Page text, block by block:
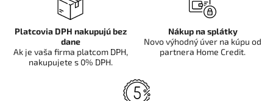
Platcovia DPH nakupujú bez
dane
Ak je vaša firma platcom DPH,
nakupujete s 0% DPH.
Nákup na splátky
Novo výhodný úver na kúpu od
partnera Home Credit.